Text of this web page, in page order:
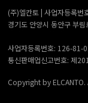
(주)엘칸토 | 사업자등록번
경기도 안양시 동안구 부
사업자등록번호: 126-81-
통신판매업신고번호: 제
Copyright by ELCANTO.